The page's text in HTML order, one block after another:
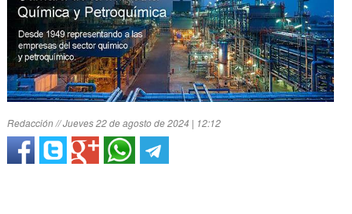
Redacción // Jueves 22 de agosto de 2024 | 12:12